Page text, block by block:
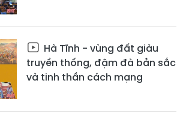
Hà Tĩnh - vùng đất giàu
truyền thống, đậm đà bản sắc
và tinh thần cách mạng